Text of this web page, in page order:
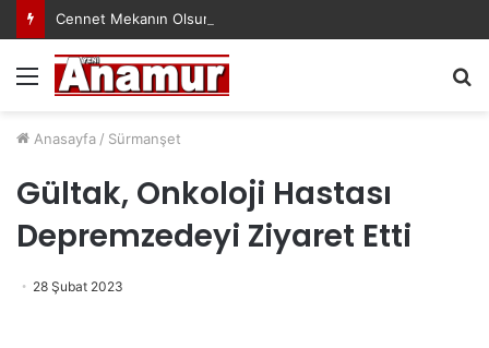
Cennet Mekanın Olsun Duygu Öksüz Canova
Menü
Anasayfa / Sürmanşet
Gültak, Onkoloji Hastası
Depremzedeyi Ziyaret Etti
28 Şubat 2023